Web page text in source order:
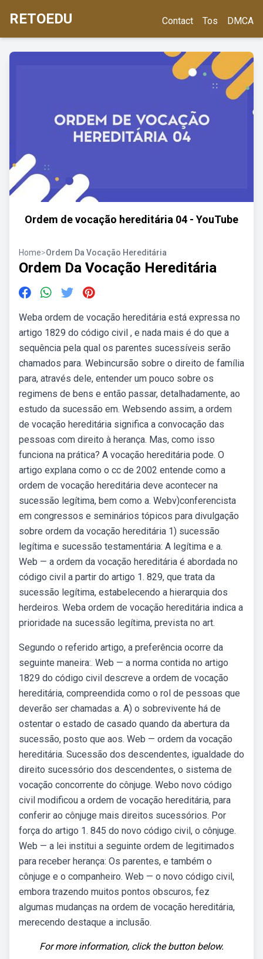
RETOEDU Contact Tos DMCA
Ordem de vocação hereditária 04 - YouTube
Home>Ordem Da Vocação Hereditária
Ordem Da Vocação Hereditária
Weba ordem de vocação hereditária está expressa no
artigo 1829 do código civil , e nada mais é do que a
sequência pela qual os parentes sucessíveis serão
chamados para. Webincursão sobre o direito de família
para, através dele, entender um pouco sobre os
regimens de bens e então passar, detalhadamente, ao
estudo da sucessão em. Websendo assim, a ordem
de vocação hereditária significa a convocação das
pessoas com direito à herança. Mas, como isso
funciona na prática? A vocação hereditária pode. O
artigo explana como o cc de 2002 entende como a
ordem de vocação hereditária deve acontecer na
sucessão legítima, bem como a. Webv)conferencista
em congressos e seminários tópicos para divulgação
sobre ordem da vocação hereditária 1) sucessão
legítima e sucessão testamentária: A legítima e a.
Web — a ordem da vocação hereditária é abordada no
código civil a partir do artigo 1. 829, que trata da
sucessão legítima, estabelecendo a hierarquia dos
herdeiros. Weba ordem de vocação hereditária indica a
prioridade na sucessão legítima, prevista no art.
Segundo o referido artigo, a preferência ocorre da
seguinte maneira:. Web — a norma contida no artigo
1829 do código civil descreve a ordem de vocação
hereditária, compreendida como o rol de pessoas que
deverão ser chamadas a. A) o sobrevivente há de
ostentar o estado de casado quando da abertura da
sucessão, posto que aos. Web — ordem da vocação
hereditária. Sucessão dos descendentes, igualdade do
direito sucessório dos descendentes, o sistema de
vocação concorrente do cônjuge. Webo novo código
civil modificou a ordem de vocação hereditária, para
conferir ao cônjuge mais direitos sucessórios. Por
força do artigo 1. 845 do novo código civil, o cônjuge.
Web — a lei institui a seguinte ordem de legitimados
para receber herança: Os parentes, e também o
cônjuge e o companheiro. Web — o novo código civil,
embora trazendo muitos pontos obscuros, fez
algumas mudanças na ordem de vocação hereditária,
merecendo destaque a inclusão.
For more information, click the button below.